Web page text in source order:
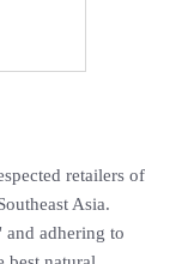
retailers of
Asia.
adhering to